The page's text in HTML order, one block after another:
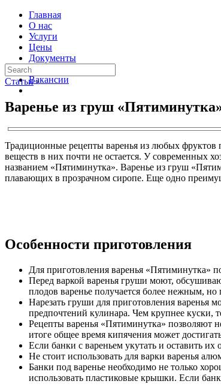
Главная
О нас
Услуги
Цены
Документы
Контакты
Вакансии
Статьи ›
Варенье из груш
Традиционные рецепты варенья из любых фруктов
веществ в них почти не остается. У современных
названием «Пятиминутка». Варенье из груш
плавающих в прозрачном сиропе. Еще одно
Особенности приготовления
Для приготовления варенья «Пятиминутка»
Перед варкой варенья груши моют,
плодов варенье получается более нежным,
Нарезать груши для приготовления варенья
предпочтений кулинара. Чем крупнее куски,
Рецепты варенья «Пятиминутка» позволяют
итоге общее время кипячения может
Если банки с вареньем укутать и оставить
Не стоит использовать для варки варенья
Банки под варенье необходимо не только
использовать пластиковые крышки. Если